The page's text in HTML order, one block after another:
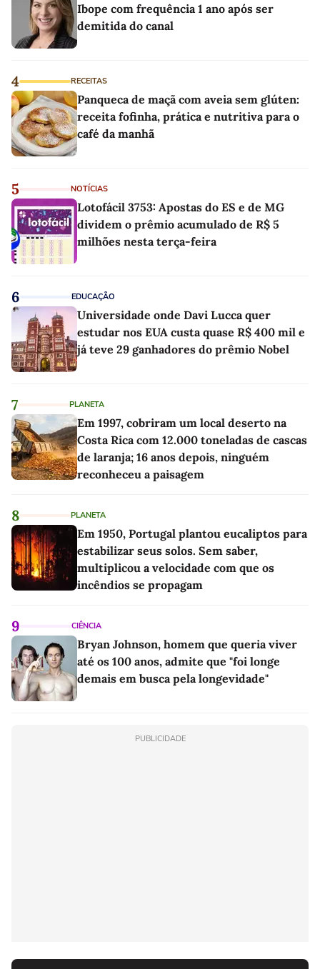
Ibope com frequência 1 ano após ser
demitida do canal
4 RECEITAS
Panqueca de maçã com aveia sem glúten:
receita fofinha, prática e nutritiva para o
café da manhã
5 NOTÍCIAS
Lotofácil 3753: Apostas do ES e de MG
dividem o prêmio acumulado de R$ 5
milhões nesta terça-feira
6 EDUCAÇÃO
Universidade onde Davi Lucca quer
estudar nos EUA custa quase R$ 400 mil e
já teve 29 ganhadores do prêmio Nobel
7 PLANETA
Em 1997, cobriram um local deserto na
Costa Rica com 12.000 toneladas de cascas
de laranja; 16 anos depois, ninguém
reconheceu a paisagem
8 PLANETA
Em 1950, Portugal plantou eucaliptos para
estabilizar seus solos. Sem saber,
multiplicou a velocidade com que os
incêndios se propagam
9 CIÊNCIA
Bryan Johnson, homem que queria viver
até os 100 anos, admite que "foi longe
demais em busca pela longevidade"
PUBLICIDADE